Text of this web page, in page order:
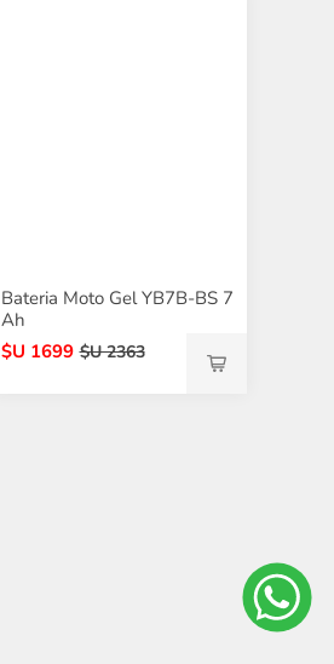
Bateria Moto Gel YB7B-BS 7
Ah
$U 1699 $U 2363